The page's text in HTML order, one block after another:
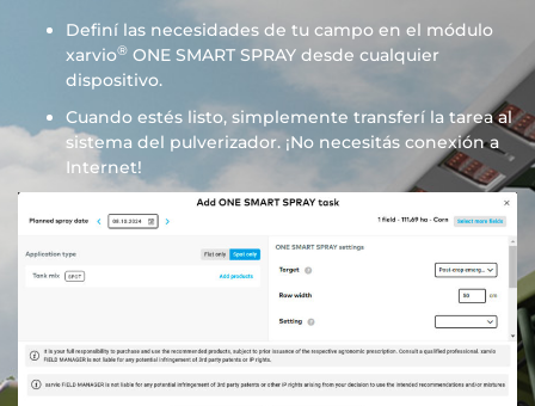
Definí las necesidades de tu campo en el módulo
xarvio® ONE SMART SPRAY desde cualquier
dispositivo.
Cuando estés listo, simplemente transferí la tarea al
sistema del pulverizador. ¡No necesitás conexión a
Internet!